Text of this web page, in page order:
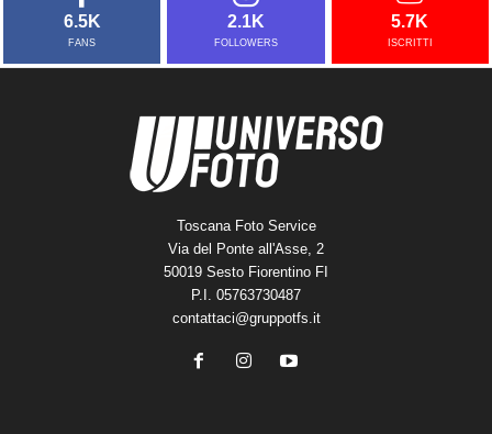
6.5K
FANS
2.1K
FOLLOWERS
5.7K
ISCRITTI
Toscana Foto Service
Via del Ponte all'Asse, 2
50019 Sesto Fiorentino FI
P.I. 05763730487
contattaci@gruppotfs.it